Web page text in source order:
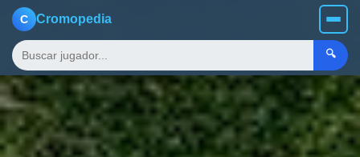
C Cromopedia
🔍